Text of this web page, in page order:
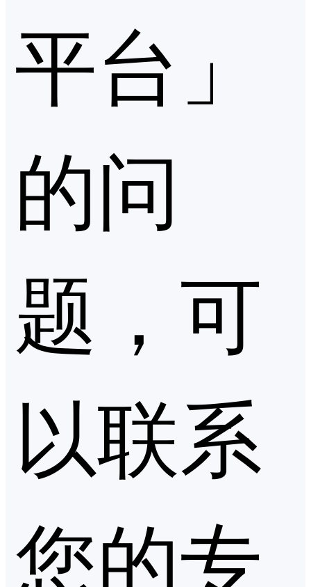
平台」
的问
题，可
以联系
您的专